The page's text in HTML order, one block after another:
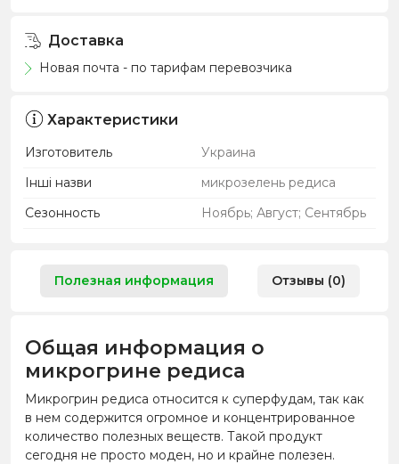
Доставка
Новая почта - по тарифам перевозчика
Характеристики
Изготовитель
Украина
Інші назви
микрозелень редиса
Сезонность
Ноябрь; Август; Сентябрь
Полезная информация Отзывы (0)
Общая информация о
микрогрине редиса
Микрогрин редиса относится к суперфудам, так как
в нем содержится огромное и концентрированное
количество полезных веществ. Такой продукт
сегодня не просто моден, но и крайне полезен.